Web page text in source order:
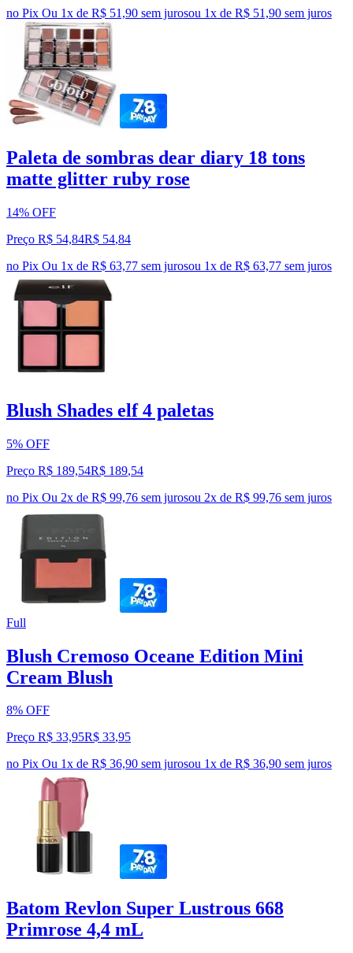
no Pix Ou 1x de R$ 51,90 sem jurosou 1x de R$ 51,90 sem juros
Paleta de sombras dear diary 18 tons
matte glitter ruby rose
14% OFF
Preço R$ 54,84R$ 54,84
no Pix Ou 1x de R$ 63,77 sem jurosou 1x de R$ 63,77 sem juros
Blush Shades elf 4 paletas
5% OFF
Preço R$ 189,54R$ 189,54
no Pix Ou 2x de R$ 99,76 sem jurosou 2x de R$ 99,76 sem juros
Full
Blush Cremoso Oceane Edition Mini
Cream Blush
8% OFF
Preço R$ 33,95R$ 33,95
no Pix Ou 1x de R$ 36,90 sem jurosou 1x de R$ 36,90 sem juros
Batom Revlon Super Lustrous 668
Primrose 4,4 mL